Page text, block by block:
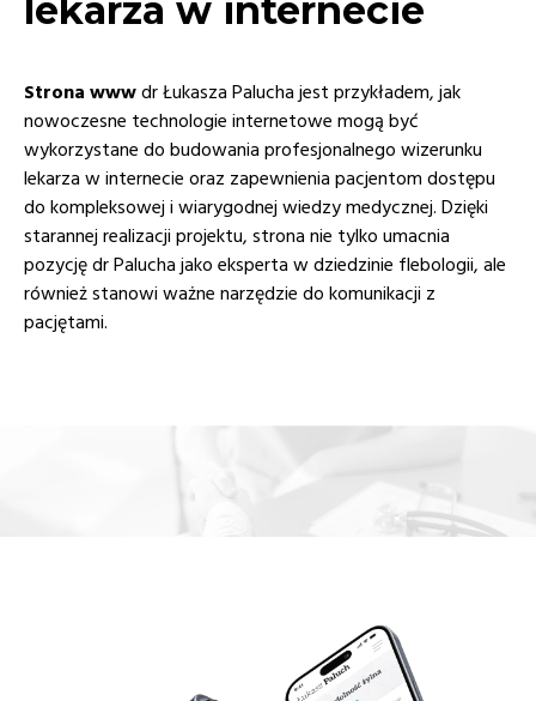
lekarza w internecie
Strona wwwdr Łukasza Palucha jest przykładem, jak
nowoczesne technologie internetowe mogą być
wykorzystane do budowania profesjonalnego wizerunku
lekarza w internecie oraz zapewnienia pacjentom dostępu
do kompleksowej i wiarygodnej wiedzy medycznej. Dzięki
starannej realizacji projektu, strona nie tylko umacnia
pozycję dr Palucha jako eksperta w dziedzinie flebologii, ale
również stanowi ważne narzędzie do komunikacji z
pacjętami.